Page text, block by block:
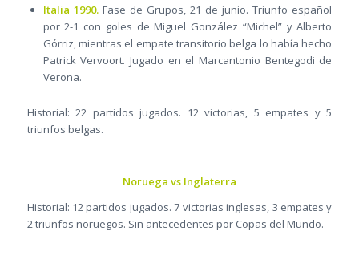
Italia 1990.Fase de Grupos, 21 de junio. Triunfo español
por 2-1 con goles de Miguel González “Michel” y Alberto
Górriz, mientras el empate transitorio belga lo había hecho
Patrick Vervoort. Jugado en el Marcantonio Bentegodi de
Verona.
Historial: 22 partidos jugados. 12 victorias, 5 empates y 5
triunfos belgas.
Noruega vs Inglaterra
Historial: 12 partidos jugados. 7 victorias inglesas, 3 empates y
2 triunfos noruegos. Sin antecedentes por Copas del Mundo.